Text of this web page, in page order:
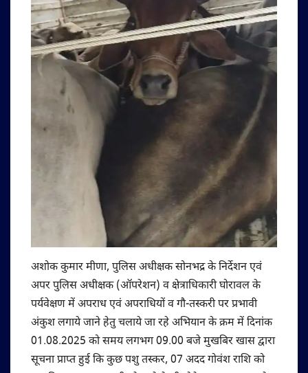
अशोक कुमार मीणा, पुलिस अधीक्षक सोनभद्र के निर्देशन एवं
अपर पुलिस अधीक्षक (ऑपरेशन) व क्षेत्राधिकारी घोरावल के
पर्यवेक्षण में अपराध एवं अपराधियों व गौ-तस्करी पर प्रभावी
अंकुश लगाये जाने हेतु चलाये जा रहे अभियान के क्रम में दिनांक
01.08.2025 को समय लगभग 09.00 बजे मुखबिर खास द्वारा
सूचना प्राप्त हुई कि कुछ पशु तस्कर, 07 अदद गोवंश राशि को